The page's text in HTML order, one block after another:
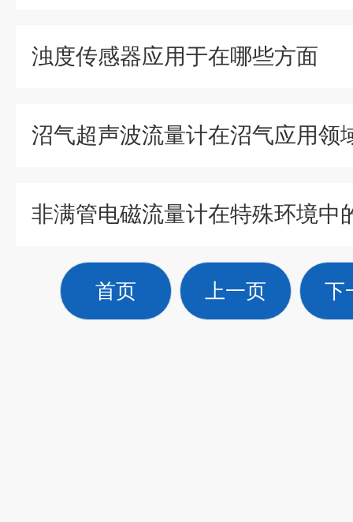
浊度传感器应用于在哪些方面
沼气超声波流量计在沼气应用领
首页 上一页 下